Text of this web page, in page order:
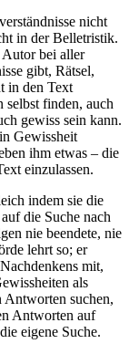
nicht
in der Belletristik.
Autor bei aller
gibt, Rätsel,
in den Text
selbst finden, auch
gewiss sein kann.
Gewissheit
ihm etwas – die
einzulassen.
indem sie die
die Suche nach
nie beendete, nie
lehrt so; er
mit,
als
Antworten suchen,
Antworten auf
eigene Suche.